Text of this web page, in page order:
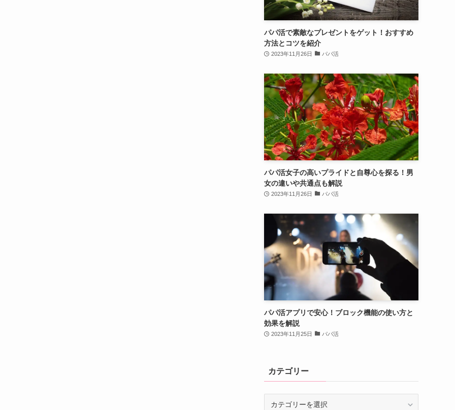
パパ活で素敵なプレゼントをゲット！おすすめ
方法とコツを紹介
2023年11月26日 パパ活
パパ活女子の高いプライドと自尊心を探る！男
女の違いや共通点も解説
2023年11月26日 パパ活
パパ活アプリで安心！ブロック機能の使い方と
効果を解説
2023年11月25日 パパ活
カテゴリー